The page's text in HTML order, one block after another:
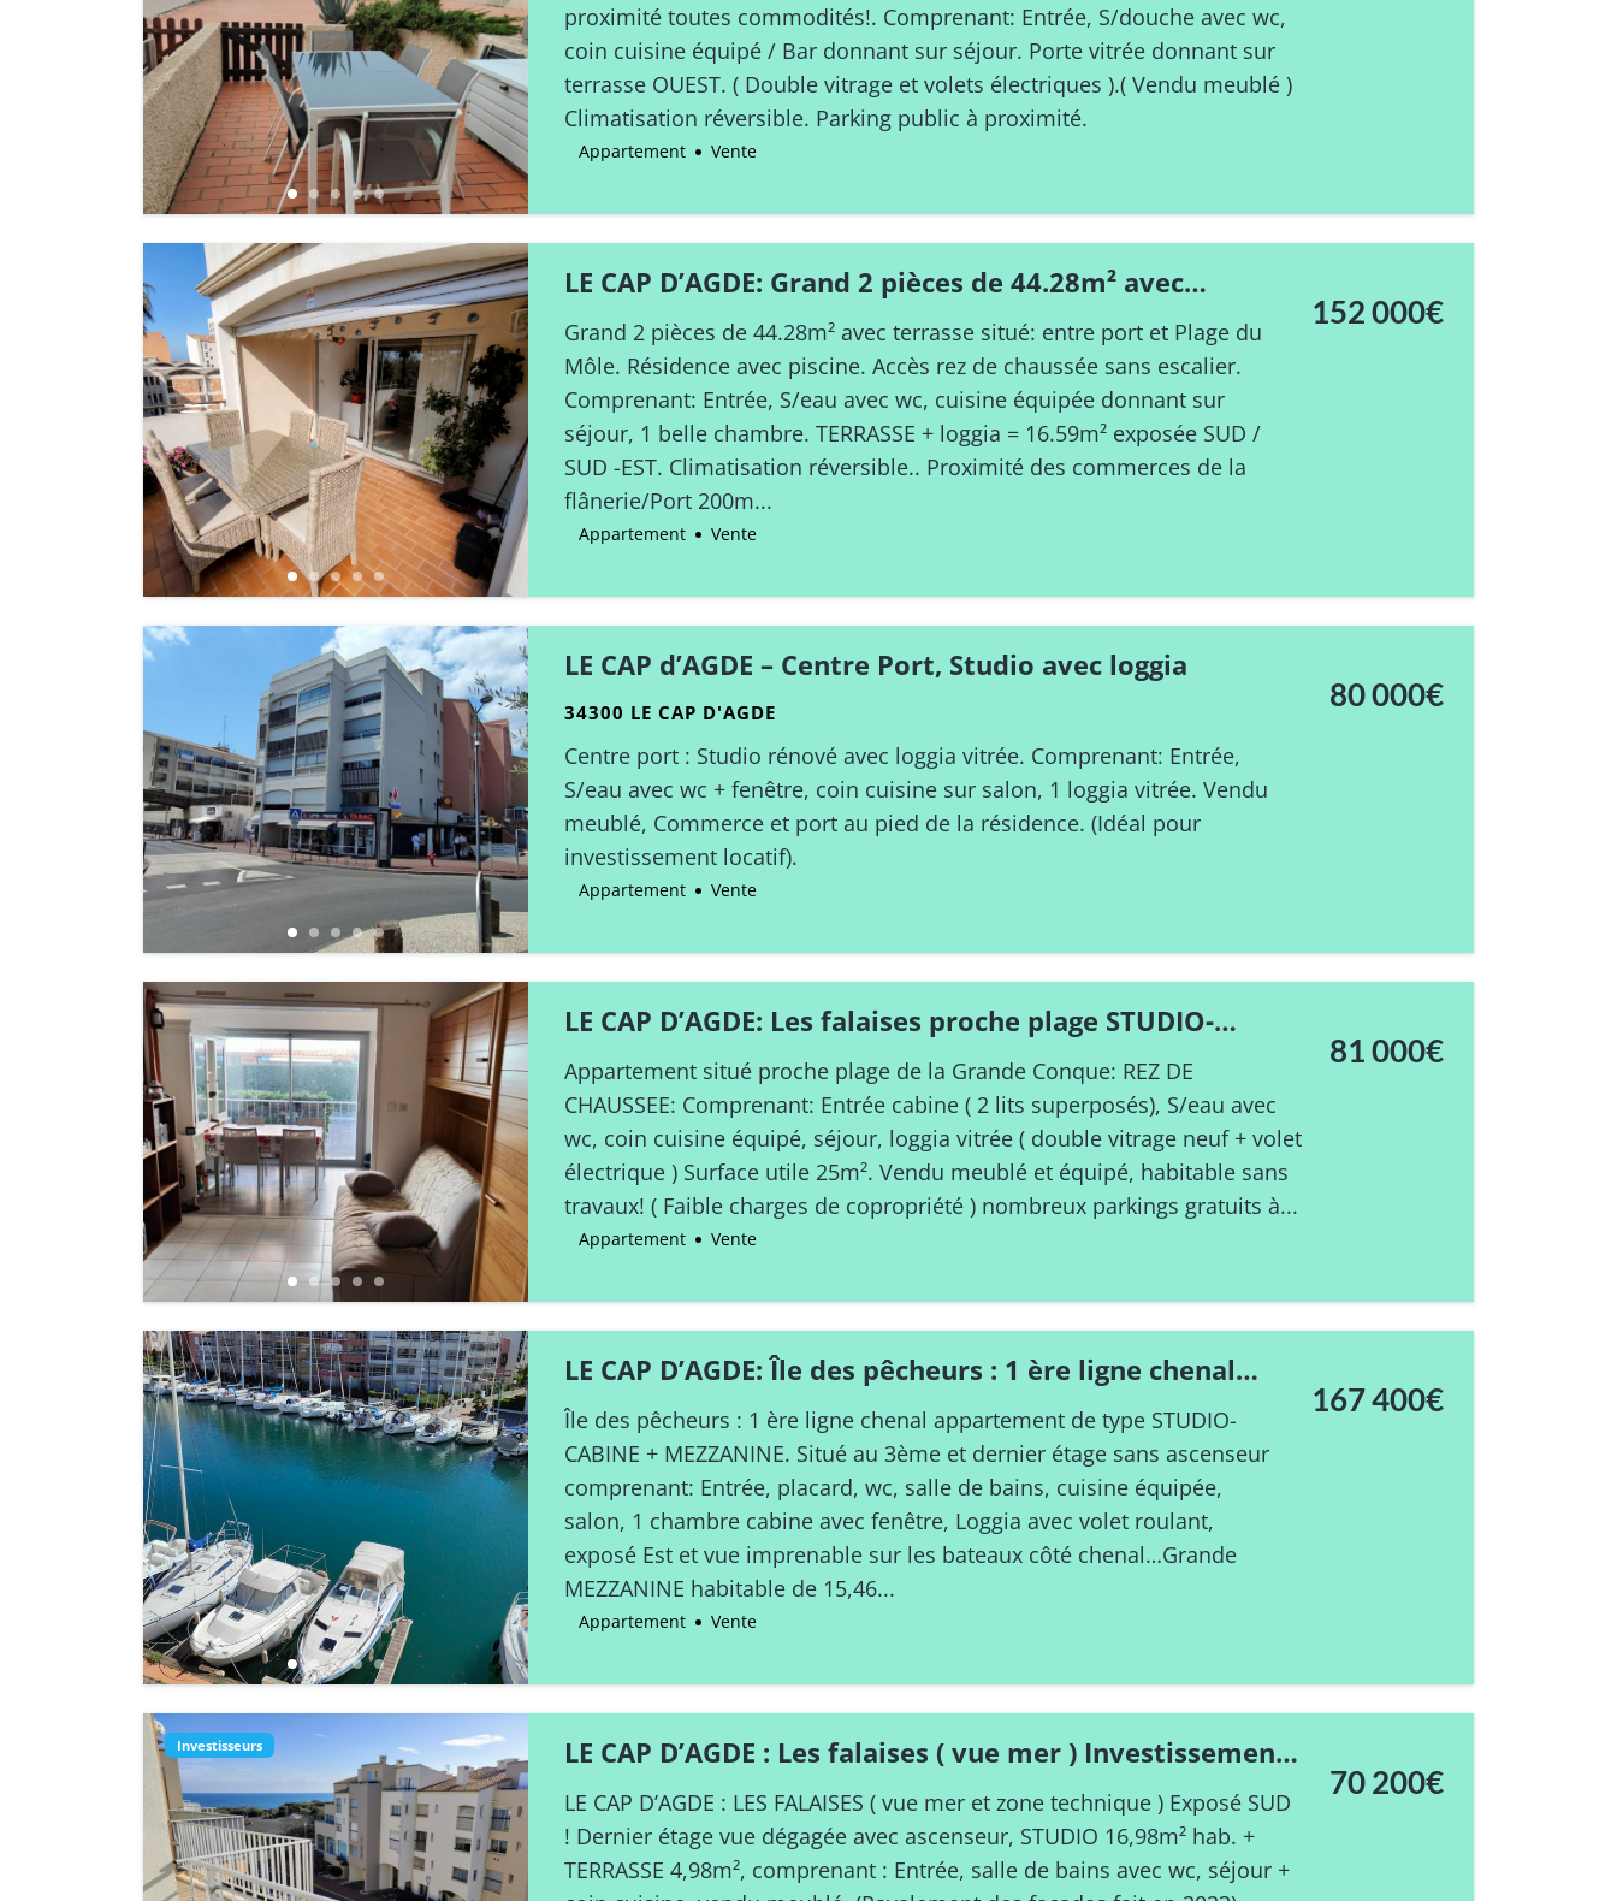
proximité toutes commodités!. Comprenant: Entrée, S/douche avec wc,
coin cuisine équipé / Bar donnant sur séjour. Porte vitrée donnant sur
terrasse OUEST. ( Double vitrage et volets électriques ).( Vendu meublé )
Climatisation réversible. Parking public à proximité.
Appartement Vente
LE CAP D’AGDE: Grand 2 pièces de 44.28m² avec
terrasse situé: entre port et Plage du Môle.
Grand 2 pièces de 44.28m² avec terrasse situé: entre port et Plage du
Môle. Résidence avec piscine. Accès rez de chaussée sans escalier.
Comprenant: Entrée, S/eau avec wc, cuisine équipée donnant sur
séjour, 1 belle chambre. TERRASSE + loggia = 16.59m² exposée SUD /
SUD -EST. Climatisation réversible.. Proximité des commerces de la
flânerie/Port 200m...
152 000€
Appartement Vente
LE CAP d’AGDE – Centre Port, Studio avec loggia
34300 LE CAP D'AGDE
Centre port : Studio rénové avec loggia vitrée. Comprenant: Entrée,
S/eau avec wc + fenêtre, coin cuisine sur salon, 1 loggia vitrée. Vendu
meublé, Commerce et port au pied de la résidence. (Idéal pour
investissement locatif).
80 000€
Appartement Vente
LE CAP D’AGDE: Les falaises proche plage STUDIO-
CABINE en rez de jardin
Appartement situé proche plage de la Grande Conque: REZ DE
CHAUSSEE: Comprenant: Entrée cabine ( 2 lits superposés), S/eau avec
wc, coin cuisine équipé, séjour, loggia vitrée ( double vitrage neuf + volet
électrique ) Surface utile 25m². Vendu meublé et équipé, habitable sans
travaux! ( Faible charges de copropriété ) nombreux parkings gratuits à...
81 000€
Appartement Vente
LE CAP D’AGDE: Île des pêcheurs : 1 ère ligne chenal
appartement de type STUDIO-CABINE + MEZZANINE
Haute.
Île des pêcheurs : 1 ère ligne chenal appartement de type STUDIO-
CABINE + MEZZANINE. Situé au 3ème et dernier étage sans ascenseur
comprenant: Entrée, placard, wc, salle de bains, cuisine équipée,
salon, 1 chambre cabine avec fenêtre, Loggia avec volet roulant,
exposé Est et vue imprenable sur les bateaux côté chenal…Grande
MEZZANINE habitable de 15,46...
167 400€
Appartement Vente
Investisseurs
LE CAP D’AGDE : Les falaises ( vue mer ) Investissement
locatif Studio avec terrasse
LE CAP D’AGDE : LES FALAISES ( vue mer et zone technique ) Exposé SUD
! Dernier étage vue dégagée avec ascenseur, STUDIO 16,98m² hab. +
TERRASSE 4,98m², comprenant : Entrée, salle de bains avec wc, séjour +
70 200€